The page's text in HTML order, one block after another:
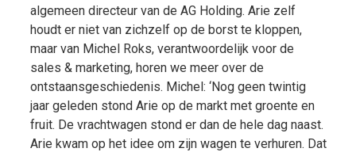
algemeen directeur van de AG Holding. Arie zelf
houdt er niet van zichzelf op de borst te kloppen,
maar van Michel Roks, verantwoordelijk voor de
sales & marketing, horen we meer over de
ontstaansgeschiedenis. Michel: ‘Nog geen twintig
jaar geleden stond Arie op de markt met groente en
fruit. De vrachtwagen stond er dan de hele dag naast.
Arie kwam op het idee om zijn wagen te verhuren. Dat